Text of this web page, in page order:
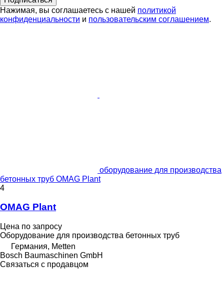
Нажимая, вы соглашаетесь с нашей политикой
конфиденциальности и пользовательским соглашением.
оборудование для производства
бетонных труб OMAG Plant
4
OMAG Plant
Цена по запросу
Оборудование для производства бетонных труб
Германия, Metten
Bosch Baumaschinen GmbH
Связаться с продавцом